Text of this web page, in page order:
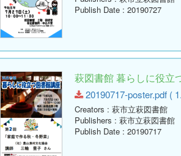
Publish Date : 20190727
萩図書館 暮らしに役立
20190717-poster.pdf (
Creators : 萩市立萩図書館
Publishers : 萩市立萩図書館
Publish Date : 20190717